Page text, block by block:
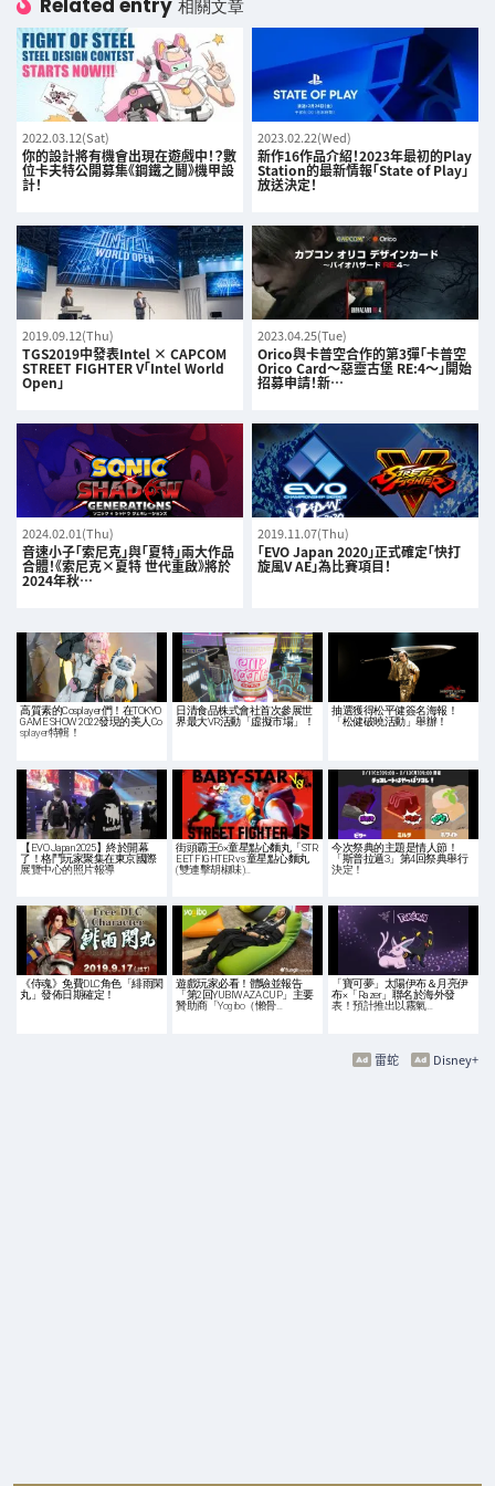
Related entry 相關文章
2022.03.12(Sat)
你的設計將有機會出現在遊戲中！？數
位卡夫特公開募集《鋼鐵之鬪》機甲設
計！
2023.02.22(Wed)
新作16作品介紹！2023年最初的Play
Station的最新情報「State of Play」
放送決定！
2019.09.12(Thu)
TGS2019中發表Intel × CAPCOM
STREET FIGHTER V「Intel World
Open」
2023.04.25(Tue)
Orico與卡普空合作的第3彈「卡普空
Orico Card～惡靈古堡 RE:4～」開始
招募申請！新…
2024.02.01(Thu)
音速小子「索尼克」與「夏特」兩大作品
合體！《索尼克×夏特 世代重啟》將於
2024年秋…
2019.11.07(Thu)
「EVO Japan 2020」正式確定「快打
旋風V AE」為比賽項目！
高質素的Cosplayer們！在TOKYO
GAME SHOW 2022發現的美人Co
splayer特輯！
日清食品株式會社首次參展世
界最大VR活動「虛擬市場」！
抽選獲得松平健簽名海報！
「松健破曉活動」舉辦！
【EVO Japan 2025】終於開幕
了！格鬥玩家聚集在東京國際
展覽中心的照片報導
街頭霸王6×童星點心麵丸「STR
EET FIGHTER vs 童星點心麵丸
(雙連擊胡椒味)…
今次祭典的主題是情人節！
「斯普拉遁3」第4回祭典舉行
決定！
《侍魂》免費DLC角色「緋雨閑
丸」發佈日期確定！
遊戲玩家必看！體驗並報告
「第2回YUBIWAZA CUP」主要
贊助商「Yogibo（懶骨…
「寶可夢」太陽伊布＆月亮伊
布×「Razer」聯名於海外發
表！預計推出以霧氣…
Disney+
雷蛇